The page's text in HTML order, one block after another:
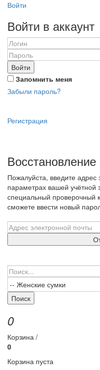
Войти
Войти в аккаунт
Войти
Запомнить меня
Забыли пароль?
Регистрация
Пожалуйста, введите адрес
параметрах вашей учётной
специальный проверочный
сможете ввести новый
Поиск
0
Корзина /
0
Корзина пуста